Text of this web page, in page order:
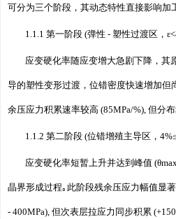
可分为三个阶段，其动态特性直接影响加
1.1.1 第一阶段 (弹性 - 塑性过渡区，
应变硬化率随应变增大急剧下降，其
导的塑性变形过渡，位错密度快速增加但
余压应力积累速率较高 (85MPa/%), 但分
1.1.2 第二阶段 (位错增殖主导区，
应变硬化率短暂上升并达到峰值
晶界形成过程｡此阶段残余压应力幅值显
- 400MPa), 但次表层拉应力同步积累